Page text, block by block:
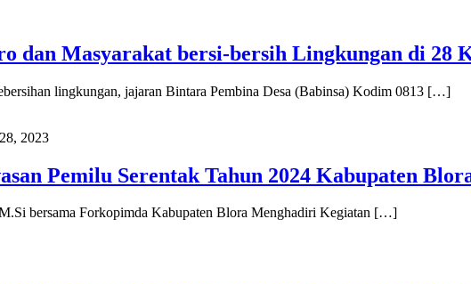
dan Masyarakat bersi-bersih Lingkungan di 28
lingkungan, jajaran Bintara Pembina Desa (Babinsa) Kodim 0813 […]
2023
Pemilu Serentak Tahun 2024 Kabupaten
bersama Forkopimda Kabupaten Blora Menghadiri Kegiatan […]